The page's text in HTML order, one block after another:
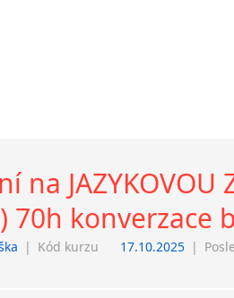
na
70h konverzace
| Kód kurzu 17.10.2025 |